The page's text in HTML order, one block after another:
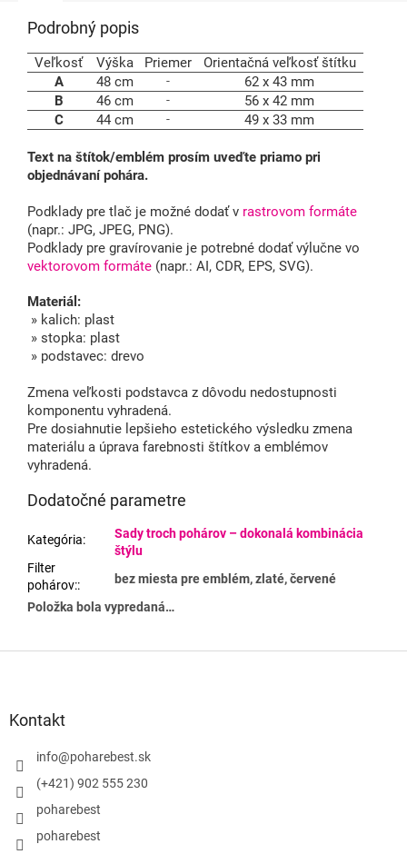
Podrobný popis
Veľkosť Výška Priemer
Orientačná veľkosť štítku
A
48 cm -
62 x 43 mm
B
46 cm -
56 x 42 mm
C
44 cm - 49 x 33 mm
Text na štítok/emblém prosím uveďte priamo pri
objednávaní pohára.
Podklady pre tlač je možné dodať v rastrovom formáte
(napr.: JPG, JPEG, PNG).
Podklady pre gravírovanie je potrebné dodať výlučne vo
vektorovom formáte (napr.: AI, CDR, EPS, SVG).
Materiál:
» kalich: plast
» stopka: plast
» podstavec: drevo
Zmena veľkosti podstavca z dôvodu nedostupnosti
komponentu vyhradená.
Pre dosiahnutie lepšieho estetického výsledku zmena
materiálu a úprava farebnosti štítkov a emblémov
vyhradená.
Dodatočné parametre
Kategória:
Sady troch pohárov – dokonalá kombinácia
štýlu
Filter
pohárov::
bez miesta pre emblém, zlaté, červené
Položka bola vypredaná…
Kontakt
info@poharebest.sk
(+421) 902 555 230
poharebest
poharebest